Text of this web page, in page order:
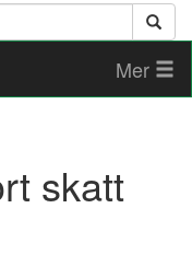
Mer
skatt